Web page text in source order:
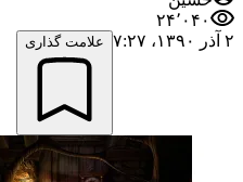
۲۴٬۰۴۰
۲ آذر ۱۳۹۰،‏ ۷:۲۷
علامت گذاری